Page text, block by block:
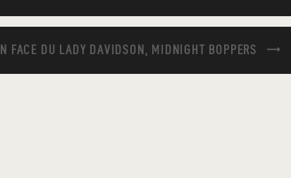
FACE DU LADY DAVIDSON, MIDNIGHT BOPPERS